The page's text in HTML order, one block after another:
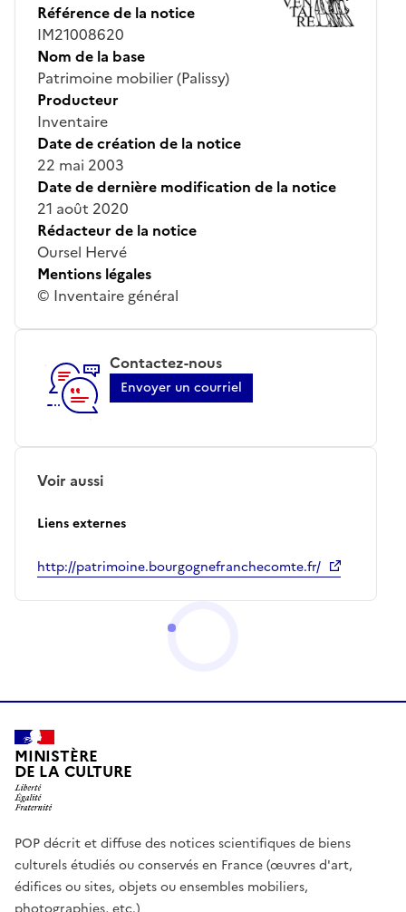
Référence de la notice
IM21008620
Nom de la base
Patrimoine mobilier (Palissy)
Producteur
Inventaire
Date de création de la notice
22 mai 2003
Date de dernière modification de la notice
21 août 2020
Rédacteur de la notice
Oursel Hervé
Mentions légales
© Inventaire général
Contactez-nous
Envoyer un courriel
Voir aussi
Liens externes
http://patrimoine.bourgognefranchecomte.fr/
MINISTÈRE
DE LA CULTURE
POP décrit et diffuse des notices scientifiques de biens
culturels étudiés ou conservés en France (œuvres d'art,
édifices ou sites, objets ou ensembles mobiliers,